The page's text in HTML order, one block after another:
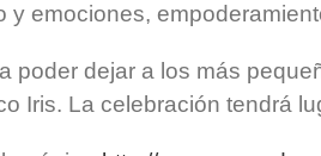
emociones,
poder dejar a los más
Iris. La celebración tendrá